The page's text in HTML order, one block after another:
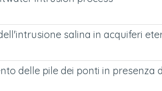
salina in acquiferi
delle pile dei ponti in presenza